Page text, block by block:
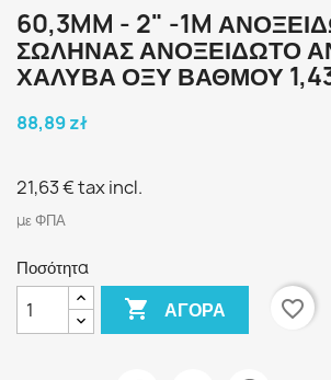
60,3MM - 2" -1M
ΣΩΛΗΝΑΣ ΑΝΟΞΕΙΔΩΤΟ
ΧΑΛΥΒΑ ΟΞΥ ΒΑΘΜΟΎ
88,89 zł
21,63 €tax incl.
με ΦΠΑ
Ποσότητα
 ΑΓΟΡΆ favorite_border